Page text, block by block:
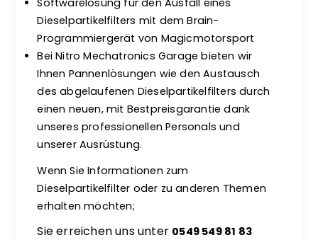
Softwarelösung für den Ausfall eines
Dieselpartikelfilters mit dem Brain-
Programmiergerät von Magicmotorsport
Bei Nitro Mechatronics Garage bieten wir
Ihnen Pannenlösungen wie den Austausch
des abgelaufenen Dieselpartikelfilters durch
einen neuen, mit Bestpreisgarantie dank
unseres professionellen Personals und
unserer Ausrüstung.
Wenn Sie Informationen zum
Dieselpartikelfilter oder zu anderen Themen
erhalten möchten;
Sie erreichen uns unter 0549 549 81 83